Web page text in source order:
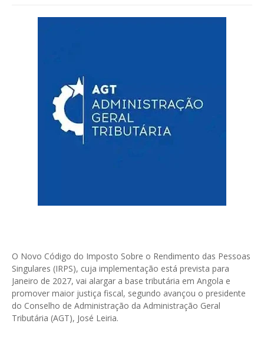
O Novo Código do Imposto Sobre o Rendimento das Pessoas
Singulares (IRPS), cuja implementação está prevista para
Janeiro de 2027, vai alargar a base tributária em Angola e
promover maior justiça fiscal, segundo avançou o presidente
do Conselho de Administração da Administração Geral
Tributária (AGT), José Leiria.